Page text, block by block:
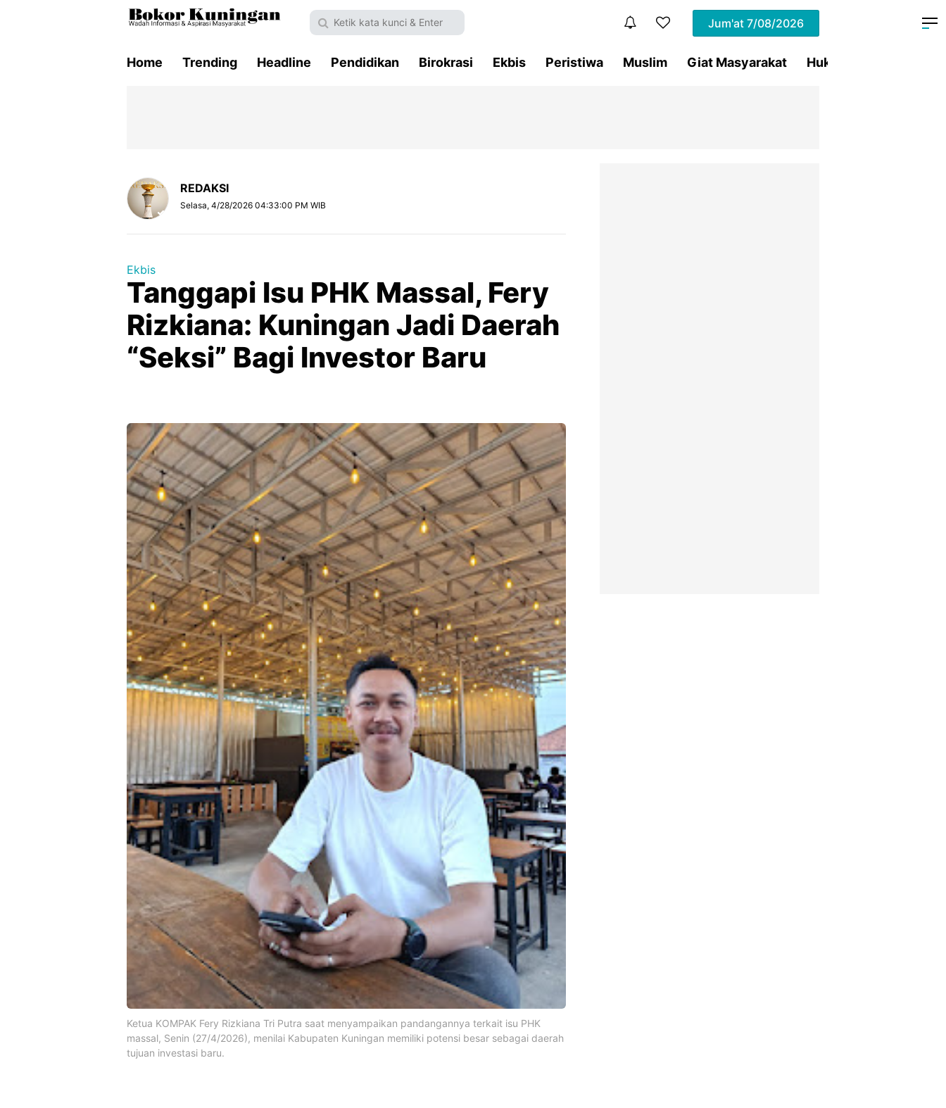
Jum'at 7/08/2026
Home Trending Headline Pendidikan Birokrasi Ekbis Peristiwa Muslim Giat Masyarakat Hukum
REDAKSI
Selasa, 4/28/2026 04:33:00 PM WIB
Ekbis
Tanggapi Isu PHK Massal, Fery
Rizkiana: Kuningan Jadi Daerah
“Seksi” Bagi Investor Baru
Ketua KOMPAK Fery Rizkiana Tri Putra saat menyampaikan pandangannya terkait isu PHK
massal, Senin (27/4/2026), menilai Kabupaten Kuningan memiliki potensi besar sebagai daerah
tujuan investasi baru.